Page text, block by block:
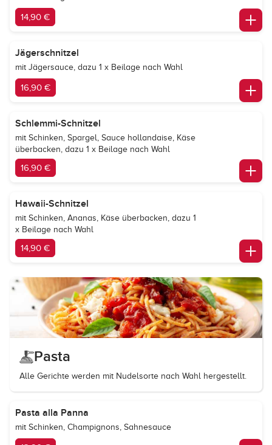
14,90 €
Jägerschnitzel
mit Jägersauce, dazu 1 x Beilage nach Wahl
16,90 €
Schlemmi-Schnitzel
mit Schinken, Spargel, Sauce hollandaise, Käse
überbacken, dazu 1 x Beilage nach Wahl
16,90 €
Hawaii-Schnitzel
mit Schinken, Ananas, Käse überbacken, dazu 1
x Beilage nach Wahl
14,90 €
Pasta
Alle Gerichte werden mit Nudelsorte nach Wahl hergestellt.
Pasta alla Panna
mit Schinken, Champignons, Sahnesauce